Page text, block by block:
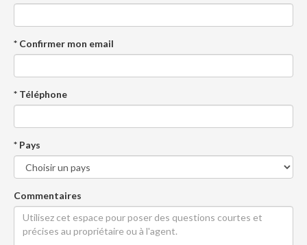
* Confirmer mon email
* Téléphone
* Pays
Commentaires